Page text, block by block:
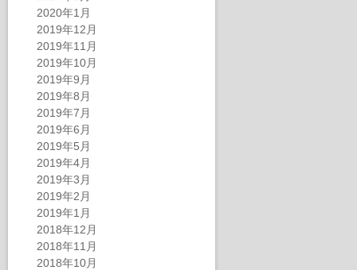
2020年1月
2019年12月
2019年11月
2019年10月
2019年9月
2019年8月
2019年7月
2019年6月
2019年5月
2019年4月
2019年3月
2019年2月
2019年1月
2018年12月
2018年11月
2018年10月